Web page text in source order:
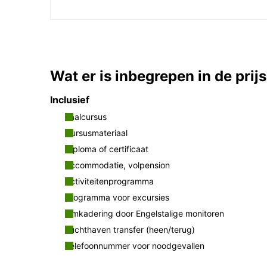
Wat er is inbegrepen in de prijs
Inclusief
Taalcursus
Cursusmateriaal
Diploma of certificaat
Accommodatie, volpension
Activiteitenprogramma
Programma voor excursies
Omkadering door Engelstalige monitoren
Luchthaven transfer (heen/terug)
Telefoonnummer voor noodgevallen